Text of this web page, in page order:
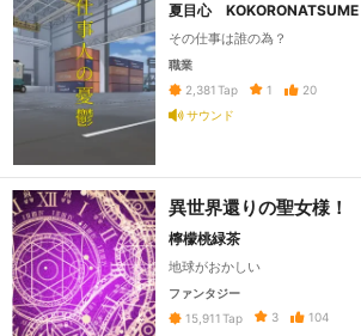
夏目心 KOKORONATSUME
その仕事は誰の為？
職業
2,381 Tap 1
20
サウンド
異世界還りの聖女様！
檸檬桃緑茶
地球がおかしい
ファンタジー
15,911 Tap 3
104